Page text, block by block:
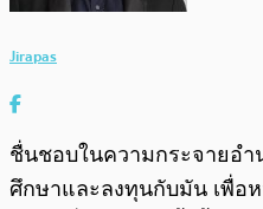
Jirapas
ชื่นชอบในความกระจายอำ
ศึกษาและลงทุนกับมัน เพื่อห